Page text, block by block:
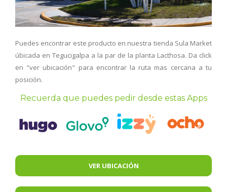
Puedes encontrar este producto en nuestra tienda Sula Market
úbicada en Tegucigalpa a la par de la planta Lacthosa. Da click
en "ver ubicación" para encontrar la ruta mas cercana a tu
posición.
Recuerda que puedes pedir desde estas Apps
VER UBICACIÓN